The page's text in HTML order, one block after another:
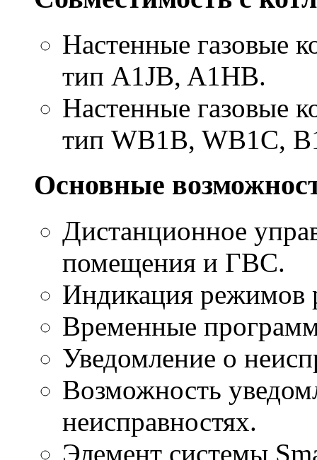
Настенные газовые
тип A1JB, A1HB.
Настенные газовые
тип WB1B, WB1C,
Основные
Дистанционное
помещения и ГВС.
Индикация режимов
Временные
Уведомление о
Возможность
неисправностях.
Элемент системы